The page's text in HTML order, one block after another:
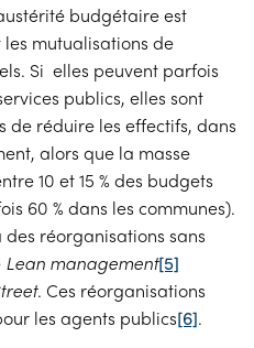
budgétaire est
mutualisations de
Si elles peuvent parfois
publics, elles sont
de réduire les effectifs, dans
alors que la masse
10 et 15 % des budgets
60 % dans les communes).
réorganisations sans
Lean management[5]
. Ces réorganisations
les agents publics[6].